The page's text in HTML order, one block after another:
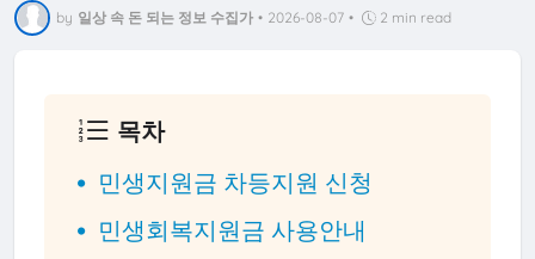
by 일상 속 돈 되는 정보 수집가 • 2026-08-07 • 2 min read
목차
민생지원금 차등지원 신청
민생회복지원금 사용안내